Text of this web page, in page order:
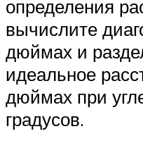
определения
вычислите
дюймах и
идеальное
дюймах при
градусов.